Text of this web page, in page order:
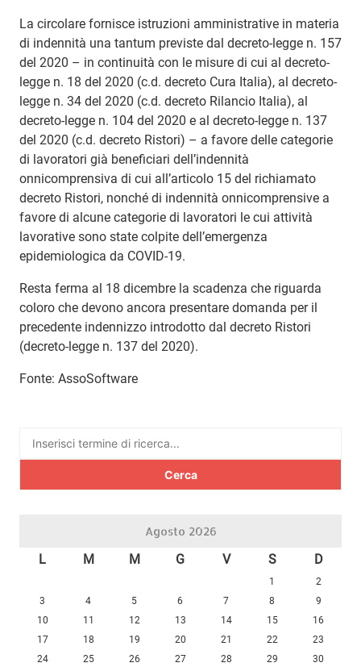
La circolare fornisce istruzioni amministrative in materia
di indennità una tantum previste dal decreto-legge n. 157
del 2020 – in continuità con le misure di cui al decreto-
legge n. 18 del 2020 (c.d. decreto Cura Italia), al decreto-
legge n. 34 del 2020 (c.d. decreto Rilancio Italia), al
decreto-legge n. 104 del 2020 e al decreto-legge n. 137
del 2020 (c.d. decreto Ristori) – a favore delle categorie
di lavoratori già beneficiari dell’indennità
onnicomprensiva di cui all’articolo 15 del richiamato
decreto Ristori, nonché di indennità onnicomprensive a
favore di alcune categorie di lavoratori le cui attività
lavorative sono state colpite dell’emergenza
epidemiologica da COVID-19.
Resta ferma al 18 dicembre la scadenza che riguarda
coloro che devono ancora presentare domanda per il
precedente indennizzo introdotto dal decreto Ristori
(decreto-legge n. 137 del 2020).
Fonte: AssoSoftware
Ricerca
Agosto 2026
L M M G V S D
1
2
3
4 5 6 7 8
9
10
11 12 13 14 15
16
17
18 19 20 21 22
23
24
25 26 27 28 29
30